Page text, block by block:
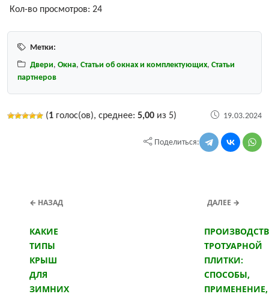
Кол-во просмотров: 24
Метки:
Двери, Окна, Статьи об окнах и комплектующих, Статьи
партнеров
(1 голос(ов), среднее: 5,00 из 5) 19.03.2024
Поделиться:
← НАЗАД
КАКИЕ
ТИПЫ
КРЫШ
ДЛЯ
ЗИМНИХ
ДАЛЕЕ →
ТРОТУАРНОЙ
ПЛИТКИ:
СПОСОБЫ,
ПРИМЕНЕНИЕ,